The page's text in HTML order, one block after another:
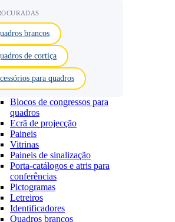
brancos
de cortiça
para quadros
Blocos de congressos para
quadros
Ecrã de projecção
Paineis
Vitrinas
Paineis de sinalização
Porta-catálogos e atris para
conferências
Pictogramas
Letreiros
Identificadores
Quadros brancos